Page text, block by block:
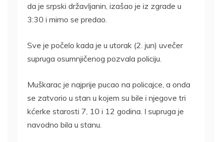
da je srpski državljanin, izašao je iz zgrade u
3:30 i mirno se predao.
Sve je počelo kada je u utorak (2. jun) uvečer
supruga osumnjičenog pozvala policiju.
Muškarac je najprije pucao na policajce, a onda
se zatvorio u stan u kojem su bile i njegove tri
kćerke starosti 7, 10 i 12 godina. I supruga je
navodno bila u stanu.